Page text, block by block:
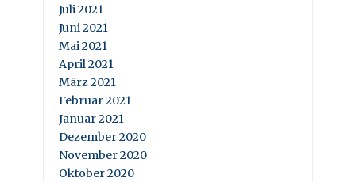
Juli 2021
Juni 2021
Mai 2021
April 2021
März 2021
Februar 2021
Januar 2021
Dezember 2020
November 2020
Oktober 2020